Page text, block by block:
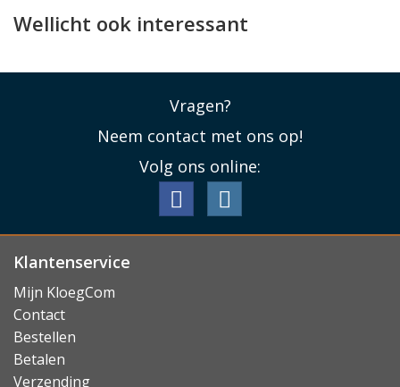
Wellicht ook interessant
Vragen?
Neem contact met ons op!
Volg ons online:
Klantenservice
Mijn KloegCom
Contact
Bestellen
Betalen
Verzending